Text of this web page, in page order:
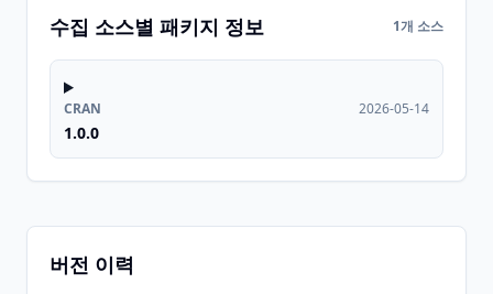
수집 소스별 패키지 정보 1개 소스
CRAN
1.0.0
2026-05-14
버전 이력